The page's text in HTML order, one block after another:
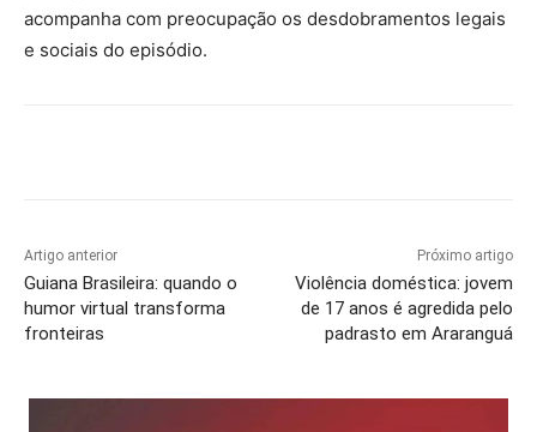
acompanha com preocupação os desdobramentos legais
e sociais do episódio.
Artigo anterior
Guiana Brasileira: quando o
humor virtual transforma
fronteiras
Próximo artigo
Violência doméstica: jovem
de 17 anos é agredida pelo
padrasto em Araranguá